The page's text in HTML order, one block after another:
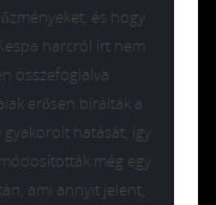
és hogy
harcról írt nem
összefoglalva
erősen bírálták a
gyakorolt hatását, így
még egy
ami annyit jelent,